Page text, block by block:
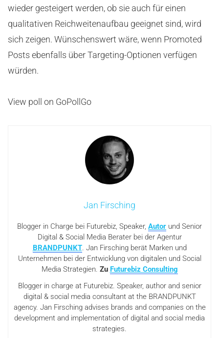
wieder gesteigert werden, ob sie auch für einen
qualitativen Reichweitenaufbau geeignet sind, wird
sich zeigen. Wünschenswert wäre, wenn Promoted
Posts ebenfalls über Targeting-Optionen verfügen
würden.
View poll on GoPollGo
Jan Firsching
Blogger in Charge bei Futurebiz, Speaker, Autor und Senior
Digital & Social Media Berater bei der Agentur
BRANDPUNKT. Jan Firsching berät Marken und
Unternehmen bei der Entwicklung von digitalen und Social
Media Strategien. Zu Futurebiz Consulting
Blogger in charge at Futurebiz. Speaker, author and senior
digital & social media consultant at the BRANDPUNKT
agency. Jan Firsching advises brands and companies on the
development and implementation of digital and social media
strategies.